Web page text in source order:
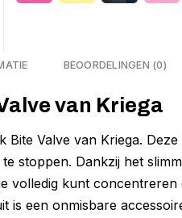
BEOORDELINGEN (0)
van Kriega
Valve van Kriega.
stoppen. Dankzij het
volledig kunt
een onmisbare